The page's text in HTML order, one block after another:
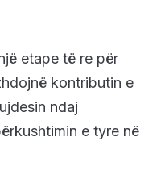
etape të re për
kontributin e
ndaj
e tyre në